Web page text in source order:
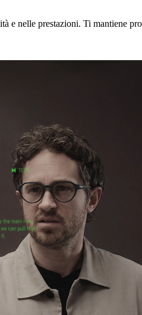
nelle prestazioni. Ti mantiene